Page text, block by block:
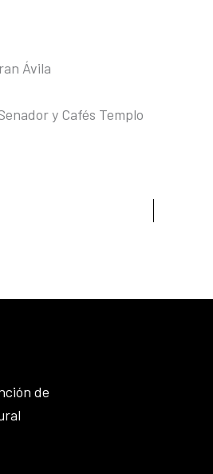
Ávila
y Cafés Templo
de